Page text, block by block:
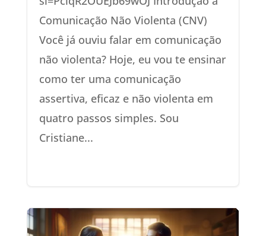
Comunicação Não Violenta (CNV)
Você já ouviu falar em comunicação
não violenta? Hoje, eu vou te ensinar
como ter uma comunicação
assertiva, eficaz e não violenta em
quatro passos simples. Sou
Cristiane...